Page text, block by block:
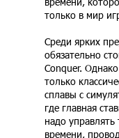
только в мир
Среди ярких
обязательно
Conquer.
только
сплавы с
где главная
надо
времени,